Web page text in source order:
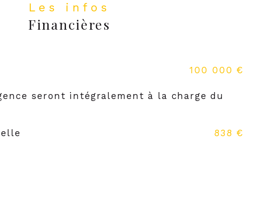
Les infos
Financières
100 000 €
seront intégralement à la charge du
838 €